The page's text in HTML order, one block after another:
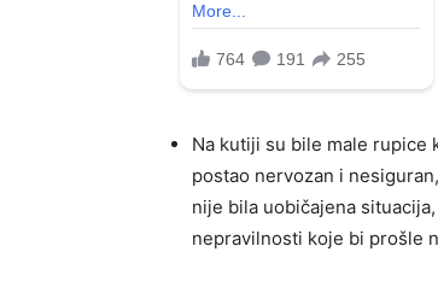
Na kutiji su bile male rupice
postao nervozan i
nije bila uobičajena
nepravilnosti koje bi prošle